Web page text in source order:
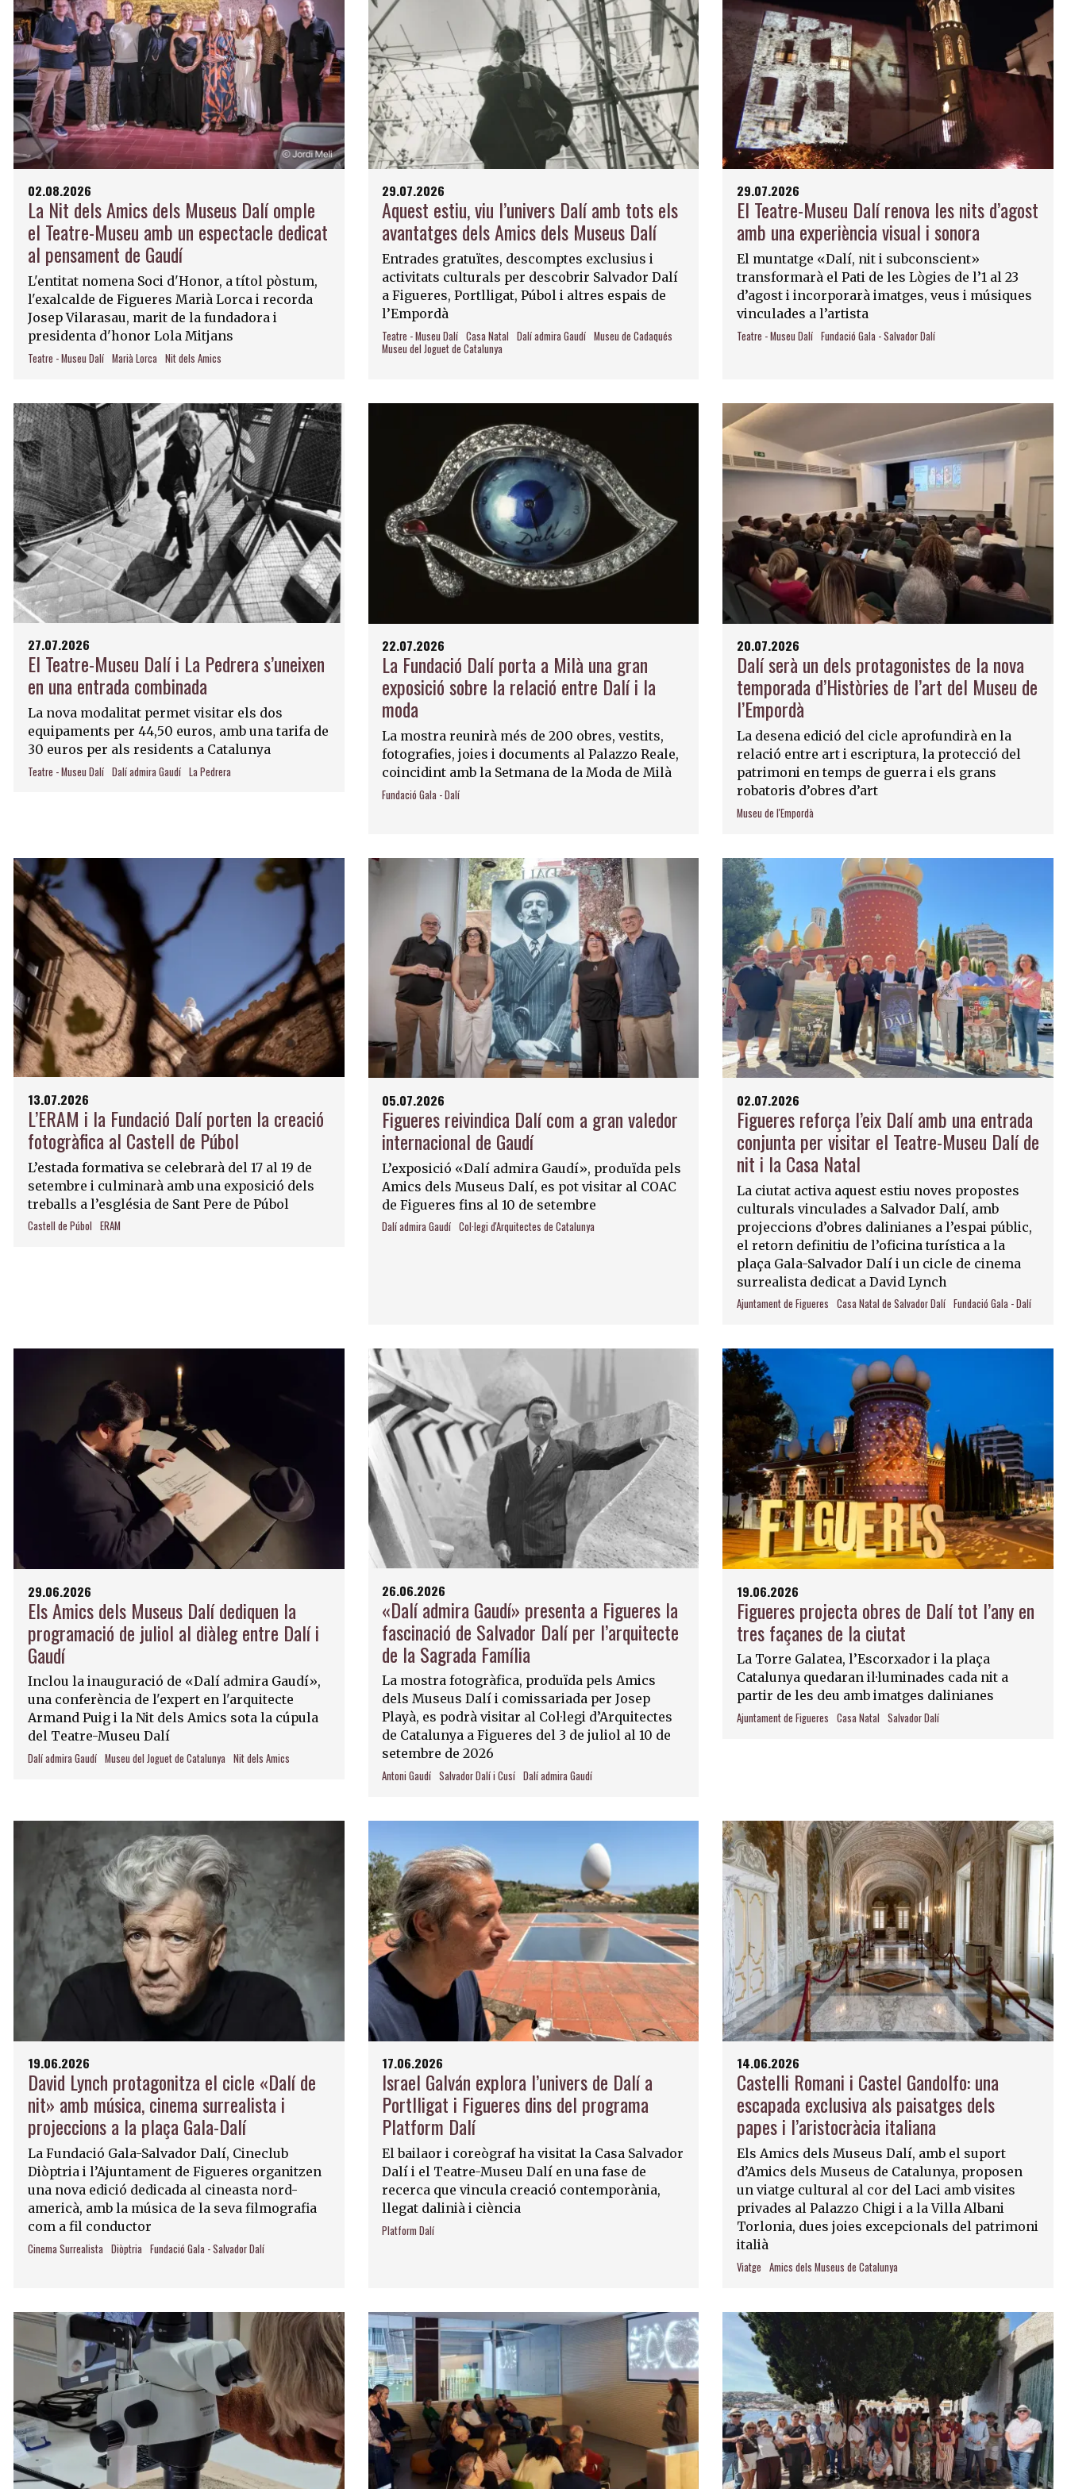
02.08.2026
La Nit dels Amics dels Museus Dalí omple
el Teatre-Museu amb un espectacle dedicat
al pensament de Gaudí
L'entitat nomena Soci d'Honor, a títol pòstum,
l'exalcalde de Figueres Marià Lorca i recorda
Josep Vilarasau, marit de la fundadora i
presidenta d'honor Lola Mitjans
Teatre - Museu Dalí Marià Lorca Nit dels Amics
29.07.2026
Aquest estiu, viu l’univers Dalí amb tots els
avantatges dels Amics dels Museus Dalí
Entrades gratuïtes, descomptes exclusius i
activitats culturals per descobrir Salvador Dalí
a Figueres, Portlligat, Púbol i altres espais de
l’Empordà
Teatre - Museu Dalí Casa Natal Dalí admira Gaudí Museu de Cadaqués
Museu del Joguet de Catalunya
29.07.2026
El Teatre-Museu Dalí renova les nits d’agost
amb una experiència visual i sonora
El muntatge «Dalí, nit i subconscient»
transformarà el Pati de les Lògies de l’1 al 23
d’agost i incorporarà imatges, veus i músiques
vinculades a l’artista
Teatre - Museu Dalí Fundació Gala - Salvador Dalí
27.07.2026
El Teatre-Museu Dalí i La Pedrera s’uneixen
en una entrada combinada
La nova modalitat permet visitar els dos
equipaments per 44,50 euros, amb una tarifa de
30 euros per als residents a Catalunya
Teatre - Museu Dalí Dalí admira Gaudí La Pedrera
22.07.2026
La Fundació Dalí porta a Milà una gran
exposició sobre la relació entre Dalí i la
moda
La mostra reunirà més de 200 obres, vestits,
fotografies, joies i documents al Palazzo Reale,
coincidint amb la Setmana de la Moda de Milà
Fundació Gala - Dalí
20.07.2026
Dalí serà un dels protagonistes de la nova
temporada d’Històries de l’art del Museu de
l’Empordà
La desena edició del cicle aprofundirà en la
relació entre art i escriptura, la protecció del
patrimoni en temps de guerra i els grans
robatoris d’obres d’art
Museu de l'Empordà
13.07.2026
L’ERAM i la Fundació Dalí porten la creació
fotogràfica al Castell de Púbol
L’estada formativa se celebrarà del 17 al 19 de
setembre i culminarà amb una exposició dels
treballs a l’església de Sant Pere de Púbol
Castell de Púbol ERAM
05.07.2026
Figueres reivindica Dalí com a gran valedor
internacional de Gaudí
L’exposició «Dalí admira Gaudí», produïda pels
Amics dels Museus Dalí, es pot visitar al COAC
de Figueres fins al 10 de setembre
Dalí admira Gaudí Col·legi d'Arquitectes de Catalunya
02.07.2026
Figueres reforça l’eix Dalí amb una entrada
conjunta per visitar el Teatre-Museu Dalí de
nit i la Casa Natal
La ciutat activa aquest estiu noves propostes
culturals vinculades a Salvador Dalí, amb
projeccions d’obres dalinianes a l’espai públic,
el retorn definitiu de l’oficina turística a la
plaça Gala-Salvador Dalí i un cicle de cinema
surrealista dedicat a David Lynch
Ajuntament de Figueres Casa Natal de Salvador Dalí Fundació Gala - Dalí
29.06.2026
Els Amics dels Museus Dalí dediquen la
programació de juliol al diàleg entre Dalí i
Gaudí
Inclou la inauguració de «Dalí admira Gaudí»,
una conferència de l'expert en l'arquitecte
Armand Puig i la Nit dels Amics sota la cúpula
del Teatre-Museu Dalí
Dalí admira Gaudí Museu del Joguet de Catalunya Nit dels Amics
26.06.2026
«Dalí admira Gaudí» presenta a Figueres la
fascinació de Salvador Dalí per l’arquitecte
de la Sagrada Família
La mostra fotogràfica, produïda pels Amics
dels Museus Dalí i comissariada per Josep
Playà, es podrà visitar al Col·legi d’Arquitectes
de Catalunya a Figueres del 3 de juliol al 10 de
setembre de 2026
Antoni Gaudí Salvador Dalí i Cusí Dalí admira Gaudí
19.06.2026
Figueres projecta obres de Dalí tot l’any en
tres façanes de la ciutat
La Torre Galatea, l’Escorxador i la plaça
Catalunya quedaran il·luminades cada nit a
partir de les deu amb imatges dalinianes
Ajuntament de Figueres Casa Natal Salvador Dalí
19.06.2026
David Lynch protagonitza el cicle «Dalí de
nit» amb música, cinema surrealista i
projeccions a la plaça Gala-Dalí
La Fundació Gala-Salvador Dalí, Cineclub
Diòptria i l’Ajuntament de Figueres organitzen
una nova edició dedicada al cineasta nord-
americà, amb la música de la seva filmografia
com a fil conductor
Cinema Surrealista Diòptria Fundació Gala - Salvador Dalí
17.06.2026
Israel Galván explora l’univers de Dalí a
Portlligat i Figueres dins del programa
Platform Dalí
El bailaor i coreògraf ha visitat la Casa Salvador
Dalí i el Teatre-Museu Dalí en una fase de
recerca que vincula creació contemporània,
llegat dalinià i ciència
Platform Dalí
14.06.2026
Castelli Romani i Castel Gandolfo: una
escapada exclusiva als paisatges dels
papes i l’aristocràcia italiana
Els Amics dels Museus Dalí, amb el suport
d’Amics dels Museus de Catalunya, proposen
un viatge cultural al cor del Laci amb visites
privades al Palazzo Chigi i a la Villa Albani
Torlonia, dues joies excepcionals del patrimoni
italià
Viatge Amics dels Museus de Catalunya